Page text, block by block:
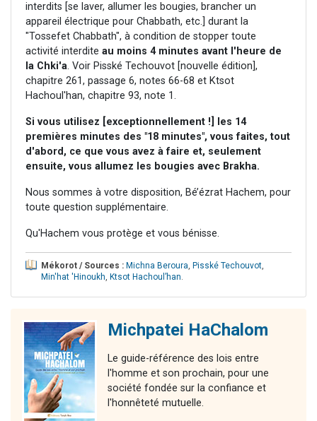
interdits [se laver, allumer les bougies, brancher un
appareil électrique pour Chabbath, etc.] durant la
"Tossefet Chabbath", à condition de stopper toute
activité interdite au moins 4 minutes avant l'heure de
la Chki'a. Voir Pisské Techouvot [nouvelle édition],
chapitre 261, passage 6, notes 66-68 et Ktsot
Hachoul'han, chapitre 93, note 1.
Si vous utilisez [exceptionnellement !] les 14
premières minutes des "18 minutes", vous faites, tout
d'abord, ce que vous avez à faire et, seulement
ensuite, vous allumez les bougies avec Brakha.
Nous sommes à votre disposition, Bé’ézrat Hachem, pour
toute question supplémentaire.
Qu'Hachem vous protège et vous bénisse.
Mékorot / Sources : Michna Beroura, Pisské Techouvot,
Min'hat 'Hinoukh, Ktsot Hachoul’han.
Michpatei HaChalom
Le guide-référence des lois entre
l'homme et son prochain, pour une
société fondée sur la confiance et
l'honnêteté mutuelle.